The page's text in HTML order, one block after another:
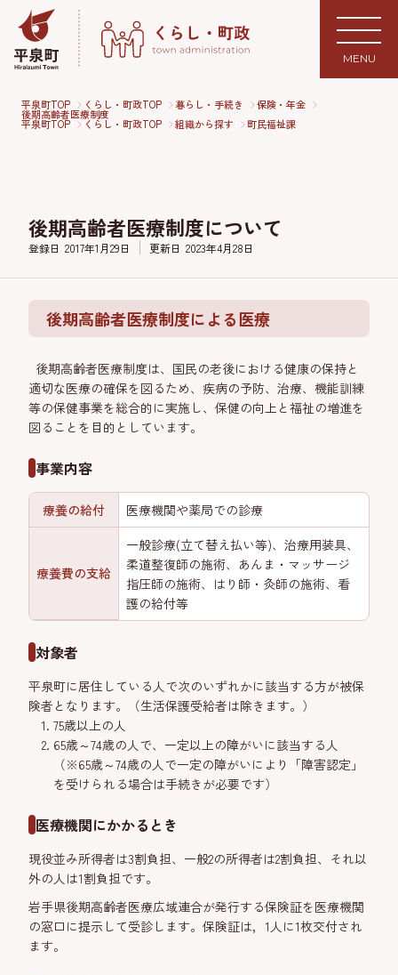
MENU
平泉町TOP くらし・町政TOP 暮らし・手続き 保険・年金
後期高齢者医療制度
平泉町TOP くらし・町政TOP 組織から探す 町民福祉課
後期高齢者医療制度について
登録日 2017年1月29日 更新日 2023年4月28日
後期高齢者医療制度による医療
後期高齢者医療制度は、国民の老後における健康の保持と
適切な医療の確保を図るため、疾病の予防、治療、機能訓練
等の保健事業を総合的に実施し、保健の向上と福祉の増進を
図ることを目的としています。
事業内容
療養の給付 医療機関や薬局での診療
療養費の支給
一般診療(立て替え払い等)、治療用装具、
柔道整復師の施術、あんま・マッサージ
指圧師の施術、はり師・灸師の施術、看
護の給付等
対象者
平泉町に居住している人で次のいずれかに該当する方が被保
険者となります。（生活保護受給者は除きます。）
75歳以上の人
65歳～74歳の人で、一定以上の障がいに該当する人
（※65歳～74歳の人で一定の障がいにより「障害認定」
を受けられる場合は手続きが必要です）
医療機関にかかるとき
現役並み所得者は3割負担、一般2の所得者は2割負担、それ以
外の人は1割負担です。
岩手県後期高齢者医療広域連合が発行する保険証を医療機関
の窓口に提示して受診します。保険証は，1人に1枚交付され
ます。